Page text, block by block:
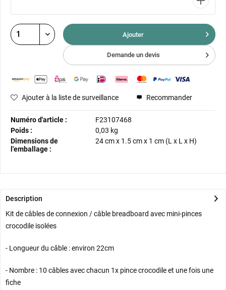
Ajouter
Demande un devis
Ajouter à la liste de surveillance Recommander
Numéro d'article :
F23107468
Poids :
0,03 kg
Dimensions de
l'emballage :
24 cmx 1.5 cmx 1 cm (L x L x H)
Description
Kit de câbles de connexion / câble breadboard avec mini-pinces
crocodile isolées
- Longueur du câble : environ 22cm
- Nombre : 10 câbles avec chacun 1x pince crocodile et une fois une
fiche